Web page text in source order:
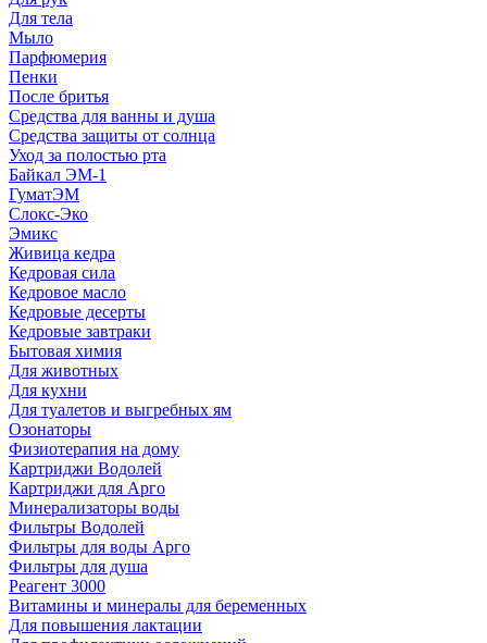
Для тела
Мыло
Парфюмерия
Пенки
После бритья
Средства для ванны и душа
Средства защиты от солнца
Уход за полостью рта
Байкал ЭМ-1
ГуматЭМ
Слокс-Эко
Эмикс
Живица кедра
Кедровая сила
Кедровое масло
Кедровые десерты
Кедровые завтраки
Бытовая химия
Для животных
Для кухни
Для туалетов и выгребных ям
Озонаторы
Физиотерапия на дому
Картриджи Водолей
Картриджи для Арго
Минерализаторы воды
Фильтры Водолей
Фильтры для воды Арго
Фильтры для душа
Реагент 3000
Витамины и минералы для беременных
Для повышения лактации